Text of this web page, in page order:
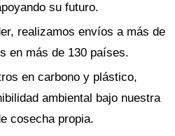
su futuro.
realizamos envíos a más de
en más de 130 países.
en carbono y plástico,
ambiental bajo nuestra
cosecha propia.